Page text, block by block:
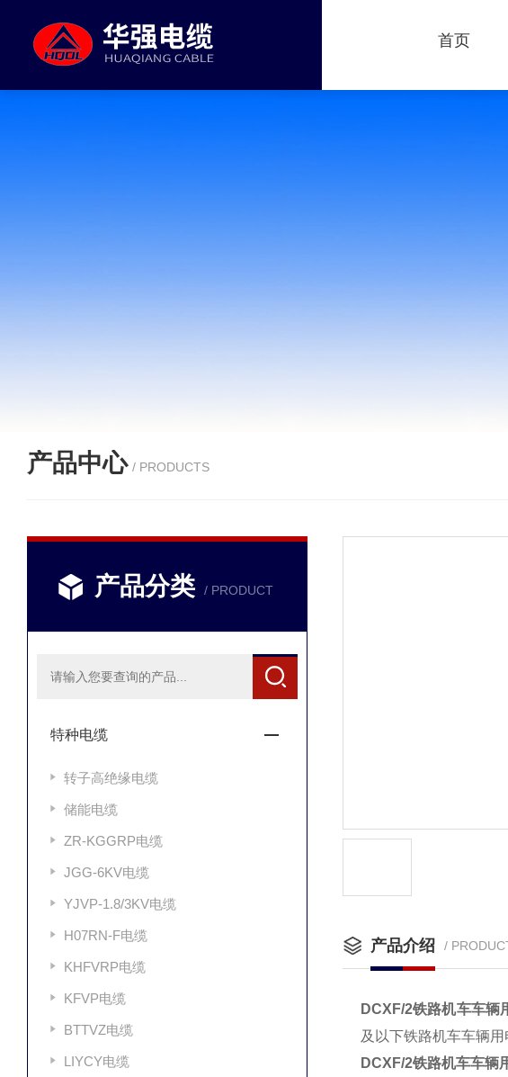
首页
产品中心 / PRODUCTS
产品分类 / PRODUCT
特种电缆
转子高绝缘电缆
储能电缆
ZR-KGGRP电缆
JGG-6KV电缆
YJVP-1.8/3KV电缆
H07RN-F电缆
KHFVRP电缆
KFVP电缆
BTTVZ电缆
LIYCY电缆
产品介绍 /
DCXF/2铁路机车车辆
及以下铁路机车车辆
DCXF/2铁路机车车辆